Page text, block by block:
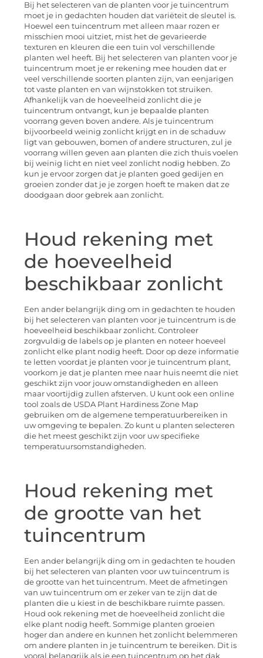
Bij het selecteren van de planten voor je tuincentrum
moet je in gedachten houden dat variëteit de sleutel is.
Hoewel een tuincentrum met alleen maar rozen er
misschien mooi uitziet, mist het de gevarieerde
texturen en kleuren die een tuin vol verschillende
planten wel heeft. Bij het selecteren van planten voor je
tuincentrum moet je er rekening mee houden dat er
veel verschillende soorten planten zijn, van eenjarigen
tot vaste planten en van wijnstokken tot struiken.
Afhankelijk van de hoeveelheid zonlicht die je
tuincentrum ontvangt, kun je bepaalde planten
voorrang geven boven andere. Als je tuincentrum
bijvoorbeeld weinig zonlicht krijgt en in de schaduw
ligt van gebouwen, bomen of andere structuren, zul je
voorrang willen geven aan planten die zich thuis voelen
bij weinig licht en niet veel zonlicht nodig hebben. Zo
kun je ervoor zorgen dat je planten goed gedijen en
groeien zonder dat je je zorgen hoeft te maken dat ze
doodgaan door gebrek aan zonlicht.
Houd rekening met
de hoeveelheid
beschikbaar zonlicht
Een ander belangrijk ding om in gedachten te houden
bij het selecteren van planten voor je tuincentrum is de
hoeveelheid beschikbaar zonlicht. Controleer
zorgvuldig de labels op je planten en noteer hoeveel
zonlicht elke plant nodig heeft. Door op deze informatie
te letten voordat je planten voor je tuincentrum plant,
voorkom je dat je planten mee naar huis neemt die niet
geschikt zijn voor jouw omstandigheden en alleen
maar voortijdig zullen afsterven. U kunt ook een online
tool zoals de USDA Plant Hardiness Zone Map
gebruiken om de algemene temperatuurbereiken in
uw omgeving te bepalen. Zo kunt u planten selecteren
die het meest geschikt zijn voor uw specifieke
temperatuursomstandigheden.
Houd rekening met
de grootte van het
tuincentrum
Een ander belangrijk ding om in gedachten te houden
bij het selecteren van planten voor uw tuincentrum is
de grootte van het tuincentrum. Meet de afmetingen
van uw tuincentrum om er zeker van te zijn dat de
planten die u kiest in de beschikbare ruimte passen.
Houd ook rekening met de hoeveelheid zonlicht die
elke plant nodig heeft. Sommige planten groeien
hoger dan andere en kunnen het zonlicht belemmeren
om andere planten in je tuincentrum te bereiken. Dit is
vooral belangrijk als je een tuincentrum op het dak